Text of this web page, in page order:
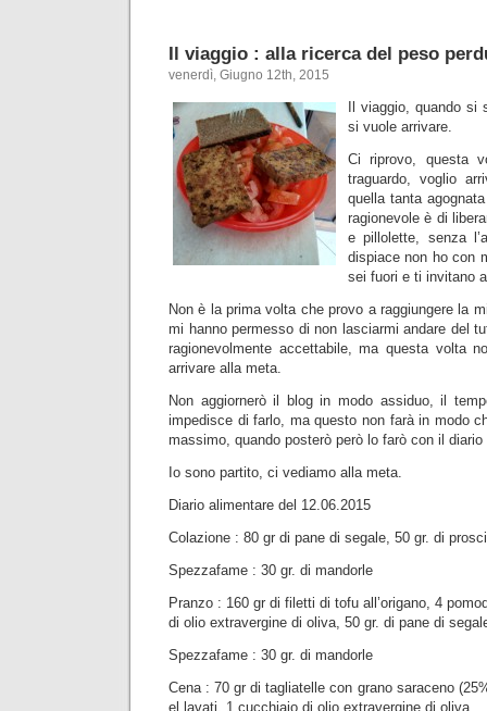
Il viaggio : alla ricerca del peso
venerdì, Giugno 12th, 2015
Il viaggio, quando
si vuole arrivare.
Ci riprovo, questa
traguardo, voglio
quella tanta
ragionevole è di
e pillolette, senza
dispiace non ho con
sei fuori e ti invitano
Non è la prima volta che provo a raggiungere la
mi hanno permesso di non lasciarmi andare del
ragionevolmente accettabile, ma questa volta
arrivare alla meta.
Non aggiornerò il blog in modo assiduo, il
impedisce di farlo, ma questo non farà in modo
massimo, quando posterò però lo farò con il
Io sono partito, ci vediamo alla meta.
Diario alimentare del 12.06.2015
Colazione : 80 gr di pane di segale, 50 gr. di
Spezzafame : 30 gr. di mandorle
Pranzo : 160 gr di filetti di tofu all’origano, 4
di olio extravergine di oliva, 50 gr. di pane di
Spezzafame : 30 gr. di mandorle
Cena : 70 gr di tagliatelle con grano saraceno
el lavati, 1 cucchiaio di olio extravergine di oliva